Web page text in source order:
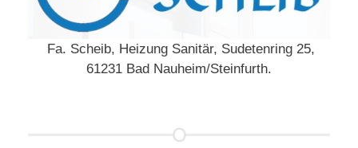
Fa. Scheib, Heizung Sanitär, Sudetenring 25,
61231 Bad Nauheim/Steinfurth.